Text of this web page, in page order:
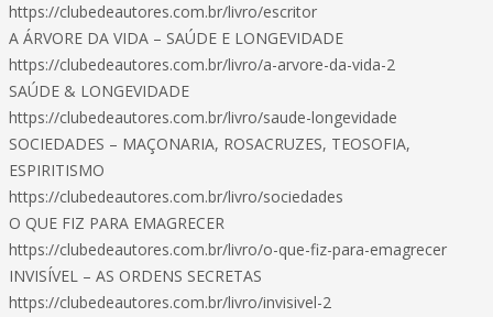
https://clubedeautores.com.br/livro/escritor
A ÁRVORE DA VIDA – SAÚDE E LONGEVIDADE
https://clubedeautores.com.br/livro/a-arvore-da-vida-2
SAÚDE & LONGEVIDADE
https://clubedeautores.com.br/livro/saude-longevidade
SOCIEDADES – MAÇONARIA, ROSACRUZES, TEOSOFIA,
ESPIRITISMO
https://clubedeautores.com.br/livro/sociedades
O QUE FIZ PARA EMAGRECER
https://clubedeautores.com.br/livro/o-que-fiz-para-emagrecer
INVISÍVEL – AS ORDENS SECRETAS
https://clubedeautores.com.br/livro/invisivel-2